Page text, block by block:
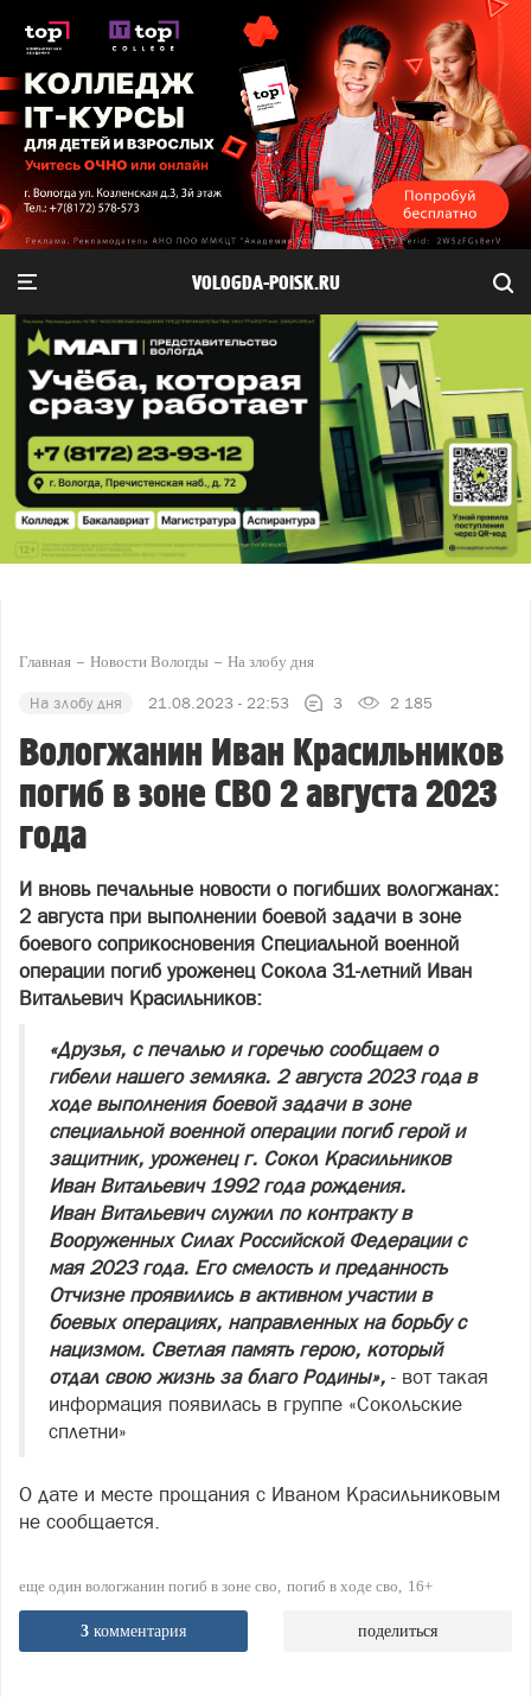
VOLOGDA-POISK.RU
Главная Новости Вологды На злобу дня
На злобу дня 21.08.2023 - 22:53 3 2 185
Вологжанин Иван Красильников
погиб в зоне СВО 2 августа 2023
года
И вновь печальные новости о погибших вологжанах:
2 августа при выполнении боевой задачи в зоне
боевого соприкосновения Специальной военной
операции погиб уроженец Сокола 31-летний Иван
Витальевич Красильников:
«Друзья, с печалью и горечью сообщаем о
гибели нашего земляка. 2 августа 2023 года в
ходе выполнения боевой задачи в зоне
специальной военной операции погиб герой и
защитник, уроженец г. Сокол Красильников
Иван Витальевич 1992 года рождения.
Иван Витальевич служил по контракту в
Вооруженных Силах Российской Федерации с
мая 2023 года. Его смелость и преданность
Отчизне проявились в активном участии в
боевых операциях, направленных на борьбу с
нацизмом. Светлая память герою, который
отдал свою жизнь за благо Родины», - вот такая
информация появилась в группе «Сокольские
сплетни»
О дате и месте прощания с Иваном Красильниковым
не сообщается.
еще один вологжанин погиб в зоне сво погиб в ходе сво 16+
3 комментария поделиться